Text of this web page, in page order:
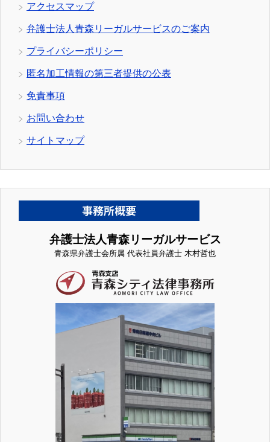
アクセスマップ
弁護士法人青森リーガルサービスのご案内
プライバシーポリシー
匿名加工情報の第三者提供の公表
免責事項
お問い合わせ
サイトマップ
弁護士法人青森リーガルサービス
青森県弁護士会所属 代表社員弁護士 木村哲也